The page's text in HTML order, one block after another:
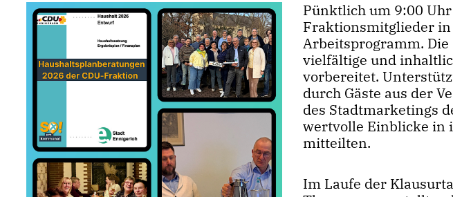
Pünktlich um 9:00
Fraktionsmitglieder
Arbeitsprogramm.
vielfältige und
vorbereitet.
durch Gäste aus der
des Stadtmarketings
wertvolle Einblicke in
mitteilten.
Im Laufe der